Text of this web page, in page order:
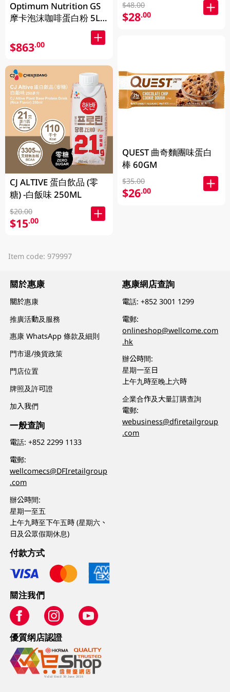
Optimum Nutrition GS
摩卡泡沫咖啡蛋白粉 5LB
$863.00
CJ ALTIVE 蛋白飲品 (零
糖) -白飯味 250ML
$20.00
$15.00
$48.00
$28.00
QUEST 曲奇麵團味蛋白
棒 60GM
$35.00
$26.00
Item code: 979997
關於惠康
關於惠康
推廣活動及服務
惠康 WhatsApp 條款及細則
門市退/換貨政策
門店位置
牌照及許可證
加入我們
一般查詢
電話:+852 2299 1133
電郵:
wellcomecs@DFIretailgroup
.com
辦公時間:
星期一至五
上午九時至下午五時 (星期六、
日及公眾假期休息)
惠康網店查詢
電話:+852 3001 1299
電郵:
onlineshop@wellcome.com
.hk
辦公時間:
星期一至日
上午九時至晚上六時
企業合作及大量訂購查詢
電郵:
webusiness@dfiretailgroup
.com
付款方式
關注我們
優質纲店認證